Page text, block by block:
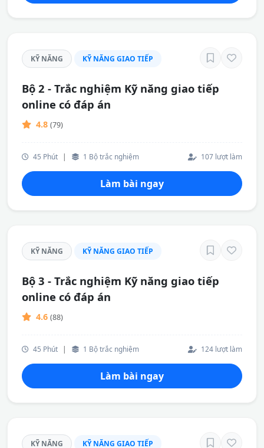
KỸ NĂNG KỸ NĂNG GIAO TIẾP
Bộ 2 - Trắc nghiệm Kỹ năng giao tiếp
online có đáp án
4.8 (79)
45 Phút | 1 Bộ trắc nghiệm 107 lượt làm
Làm bài ngay
KỸ NĂNG KỸ NĂNG GIAO TIẾP
Bộ 3 - Trắc nghiệm Kỹ năng giao tiếp
online có đáp án
4.6 (88)
45 Phút | 1 Bộ trắc nghiệm 124 lượt làm
Làm bài ngay
KỸ NĂNG KỸ NĂNG GIAO TIẾP